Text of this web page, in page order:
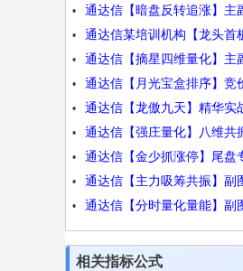
强势股公式源码
通达信【暗盘反转追涨】主
突破起动点源码
通达信某培训机构【龙头首
选股指标一板为定势 二源码
通达信【摘星四维量化】主
操作手机电脑通用源码
通达信【月光宝盒排序】竞
势股源码
通达信【龙傲九天】精华实
主副图/选股源码
通达信【强庄量化】八维共
的量化指标 源码
通达信【金少抓涨停】尾盘
能大赚小赔源码
通达信【主力吸筹共振】副
不追高源码
通达信【分时量化量能】副
场源码
相关指标公式